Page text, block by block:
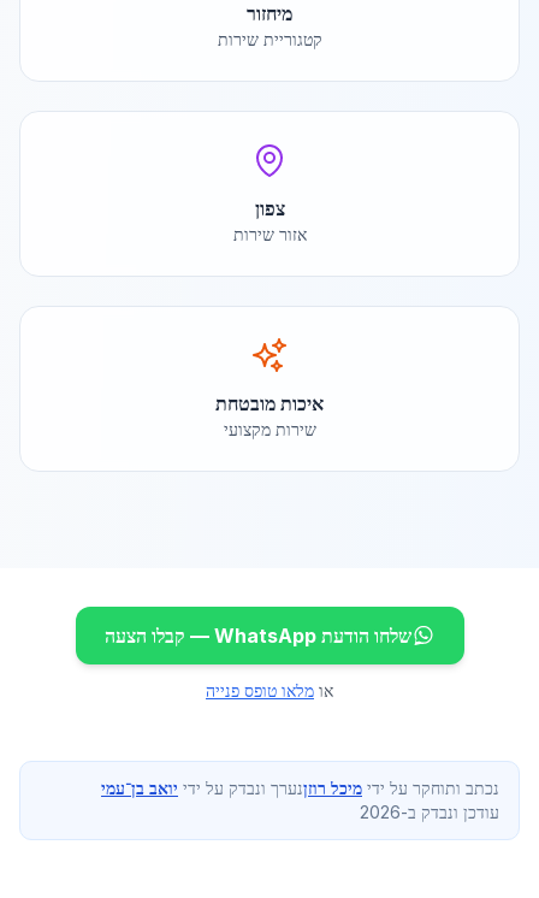
מיחזור
קטגוריית שירות
צפון
אזור שירות
איכות מובטחת
שירות מקצועי
שלחו הודעת WhatsApp — קבלו הצעה
או מלאו טופס פנייה
נכתב ותוחקר על ידי מיכל רוזןנערך ונבדק על ידי יואב בן־עמי
עודכן ונבדק ב-2026